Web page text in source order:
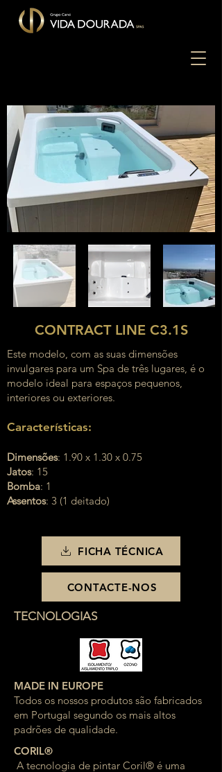
CONTRACT LINE C3.1S
Este modelo, com as suas dimensões
invulgares para um Spa de três lugares, é o
modelo ideal para espaços pequenos,
interiores ou exteriores.
Características:
Dimensões: 1.90 x 1.30 x 0.75
Jatos: 15
Bomba: 1
Assentos: 3 (1 deitado)
FICHA TÉCNICA
CONTACTE-NOS
TECNOLOGIAS
MADE IN EUROPE
Todos os nossos produtos são fabricados
em Portugal segundo os mais altos
padrões de qualidade.
CORIL®
A tecnologia de pintar Coril® é uma